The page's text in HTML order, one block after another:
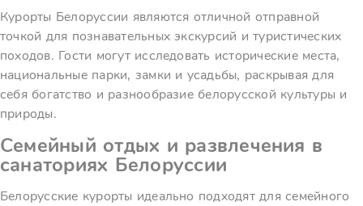
Курорты Белоруссии являются отличной отправной
точкой для познавательных экскурсий и туристических
походов. Гости могут исследовать исторические места,
национальные парки, замки и усадьбы, раскрывая для
себя богатство и разнообразие белорусской культуры и
природы.
Семейный отдых и развлечения в
санаториях Белоруссии
Белорусские курорты идеально подходят для семейного